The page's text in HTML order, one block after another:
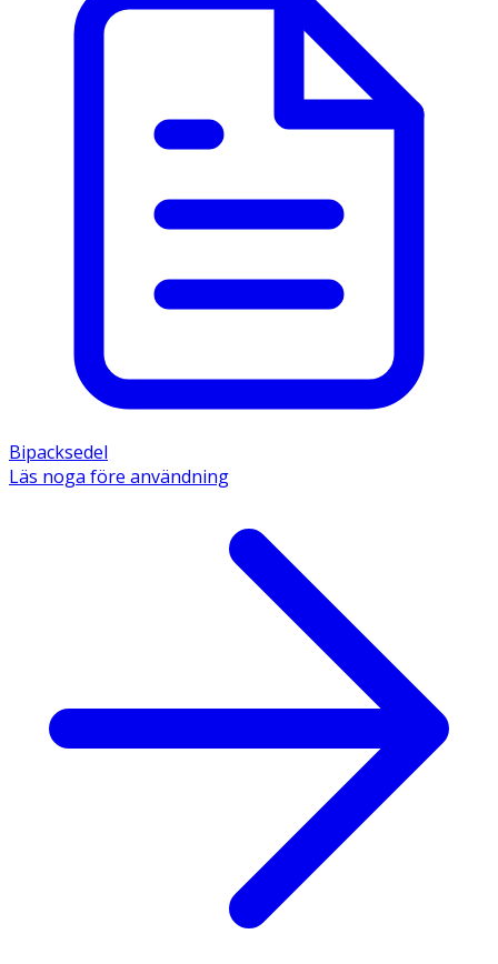
Bipacksedel
Läs noga före användning